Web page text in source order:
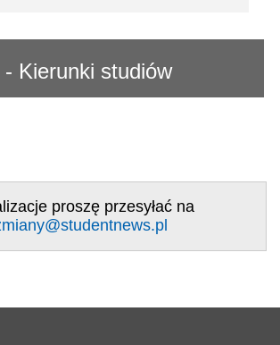
- Kierunki studiów
proszę przesyłać na